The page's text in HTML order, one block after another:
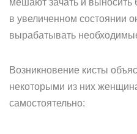
мешают зачать и выносить
в увеличенном состоянии
вырабатывать
Возникновение кисты
некоторыми из них
самостоятельно: